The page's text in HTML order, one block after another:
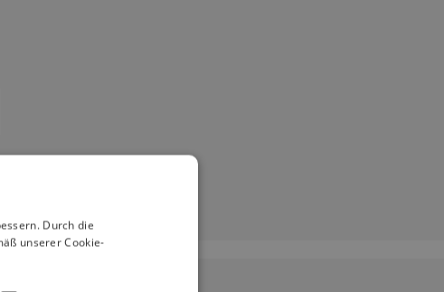
Durch die
unserer Cookie-